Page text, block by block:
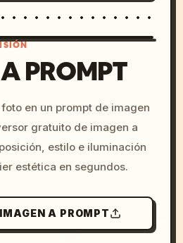
c, cyberpunk sunset, neon
colors, 8k --v 6.0
PROMPT
en un prompt de imagen
gratuito de imagen a
estilo e iluminación
estética en segundos.
A PROMPT